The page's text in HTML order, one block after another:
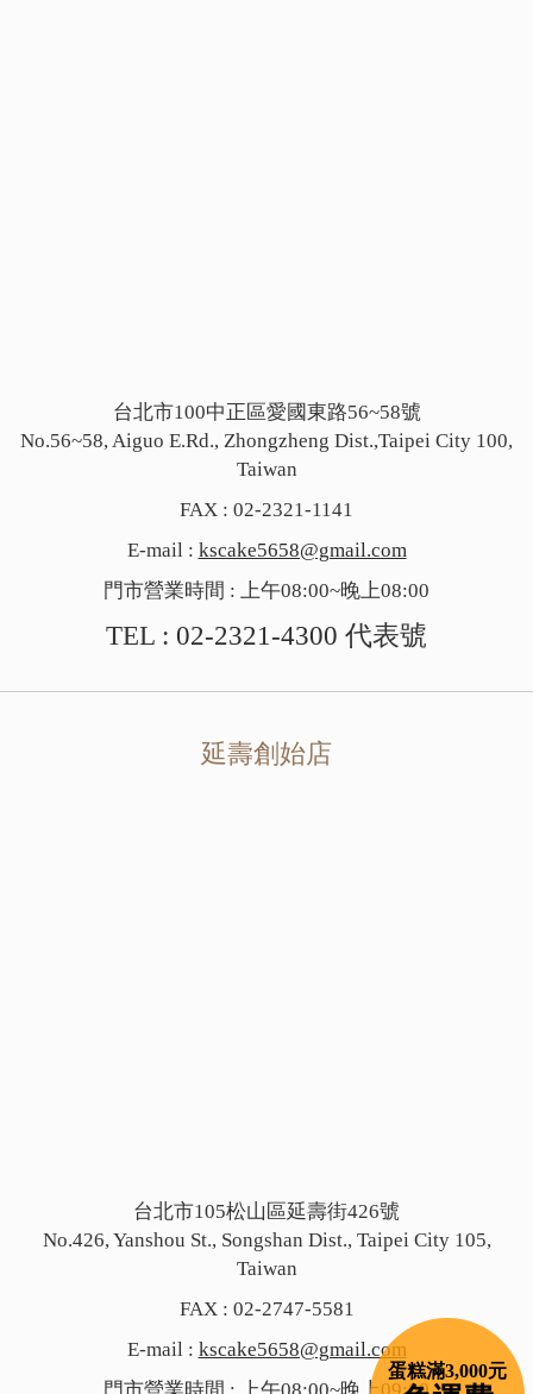
蛋糕滿3,000元
台北市100中正區愛國東路56~58號
No.56~58, Aiguo E.Rd., Zhongzheng Dist.,Taipei City 100,
Taiwan
FAX : 02-2321-1141
E-mail : kscake5658@gmail.com
門市營業時間 : 上午08:00~晚上08:00
TEL : 02-2321-4300 代表號
延壽創始店
台北市105松山區延壽街426號
No.426, Yanshou St., Songshan Dist., Taipei City 105,
Taiwan
FAX : 02-2747-5581
E-mail : kscake5658@gmail.com